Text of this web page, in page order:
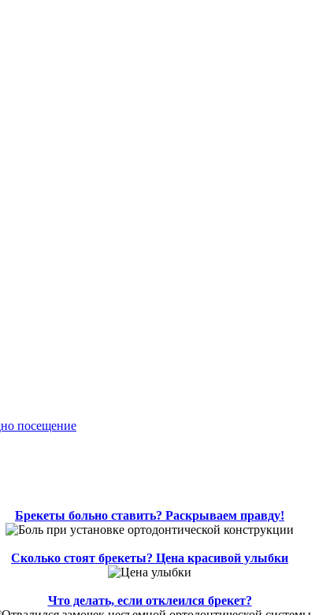
посещение
Брекеты больно ставить? Раскрываем правду!
Сколько стоят брекеты? Цена красивой улыбки
Что делать, если отклеился брекет?